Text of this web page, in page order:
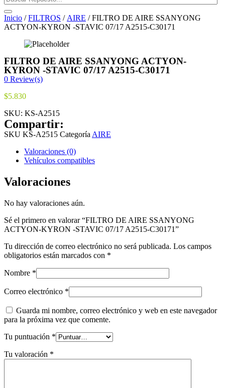
Inicio /FILTROS / AIRE / FILTRO DE AIRE SSANYONG
ACTYON-KYRON -STAVIC 07/17 A2515-C30171
FILTRO DE AIRE SSANYONG ACTYON-
KYRON -STAVIC 07/17 A2515-C30171
0 Review(s)
$5.830
SKU: KS-A2515
Compartir:
SKU KS-A2515 Categoría AIRE
Valoraciones (0)
Vehículos compatibles
Valoraciones
No hay valoraciones aún.
Sé el primero en valorar “FILTRO DE AIRE SSANYONG
ACTYON-KYRON -STAVIC 07/17 A2515-C30171”
Tu dirección de correo electrónico no será publicada. Los campos
obligatorios están marcados con *
Nombre *
Correo electrónico *
Guarda mi nombre, correo electrónico y web en este navegador
para la próxima vez que comente.
Tu puntuación *
Tu valoración *